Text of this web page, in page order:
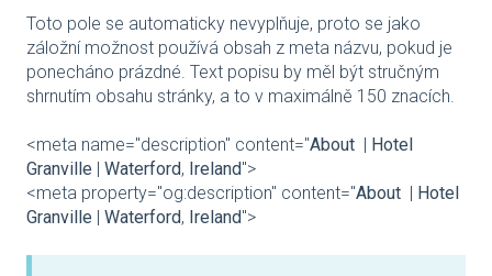
Toto pole se automaticky nevyplňuje, proto se jako
záložní možnost používá obsah z meta názvu, pokud je
ponecháno prázdné. Text popisu by měl být stručným
shrnutím obsahu stránky, a to v maximálně 150 znacích.
<meta name="description" content="About
Hotel
Granville
Waterford, Ireland">
<meta property="og:description" content="About
Hotel
Granville
Waterford, Ireland">